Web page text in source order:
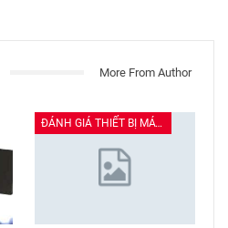
More From Author
ĐÁNH GIÁ THIẾT BỊ MÁY ẢNH